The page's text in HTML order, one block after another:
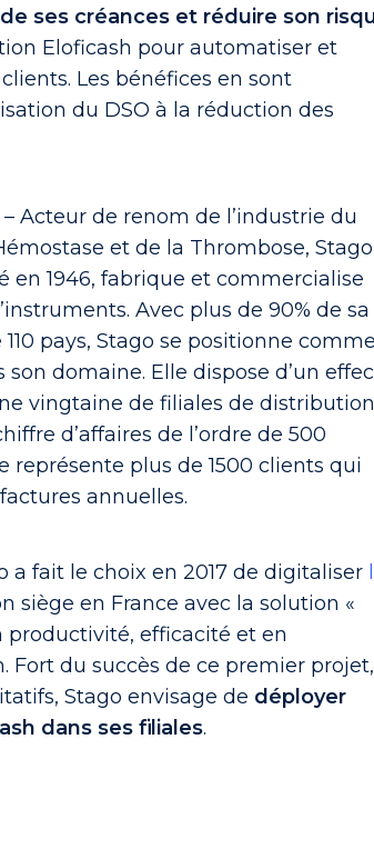
ses créances et réduire son
Eloficash pour automatiser et
Les bénéfices en sont
du DSO à la réduction des
– Acteur de renom de l’industrie du
et de la Thrombose,
en 1946, fabrique et commercialise
Avec plus de 90% de sa
pays, Stago se positionne
domaine. Elle dispose d’un
vingtaine de filiales de
d’affaires de l’ordre de 500
représente plus de 1500 clients qui
annuelles.
a fait le choix en 2017 de digitaliser
siège en France avec la solution «
productivité, efficacité et en
Fort du succès de ce premier projet,
Stago envisage de déployer
dans ses filiales.